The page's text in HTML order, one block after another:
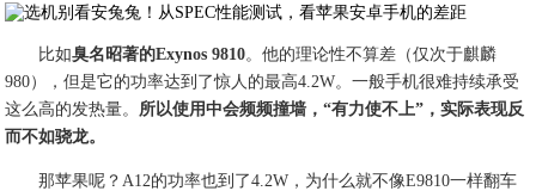
比如臭名昭著的Exynos 9810。他的理论性不算差（仅次于麒麟
980），但是它的功率达到了惊人的最高4.2W。一般手机很难持续承受
这么高的发热量。 所以使用中会频频撞墙，“有力使不上”，实际表现反
而不如骁龙。
那苹果呢？A12的功率也到了4.2W，为什么就不像E9810一样翻车